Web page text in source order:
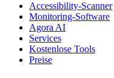
Accessibility-Scanner
Monitoring-Software
Agora AI
Services
Kostenlose Tools
Preise